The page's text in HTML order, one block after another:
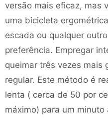
versão mais eficaz, mas
uma bicicleta
escada ou qualquer
preferência. Empregar
queimar três vezes mais
regular. Este método é
lenta ( cerca de 50 por
máximo) para um